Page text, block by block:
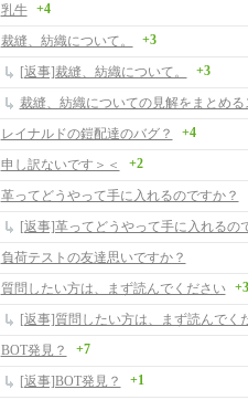
乳牛
+4
裁縫、紡織について。 +3
[返事]裁縫、紡織について。 +3
裁縫、紡織についての見解をまとめる
レイナルドの鎧配達のバグ？
+4
申し訳ないです＞＜ +2
革ってどうやって手に入れるのですか？
[返事]革ってどうやって手に入れるの
負荷テストの友達思いですか？
質問したい方は、まず読んでください
+3
[返事]質問したい方は、まず読んでく
BOT発見？
+7
[返事]BOT発見？ +1